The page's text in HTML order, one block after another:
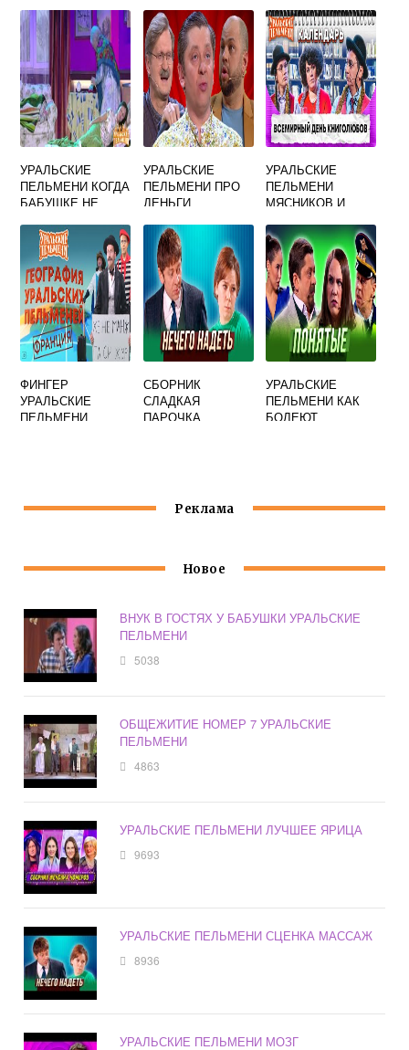
УРАЛЬСКИЕ
ПЕЛЬМЕНИ КОГДА
БАБУШКЕ НЕ
УРАЛЬСКИЕ
ПЕЛЬМЕНИ ПРО
ДЕНЬГИ
УРАЛЬСКИЕ
ПЕЛЬМЕНИ
МЯСНИКОВ И
ФИНГЕР
УРАЛЬСКИЕ
ПЕЛЬМЕНИ
СБОРНИК
СЛАДКАЯ
ПАРОЧКА
УРАЛЬСКИЕ
ПЕЛЬМЕНИ КАК
БОЛЕЮТ
Реклама
Новое
ВНУК В ГОСТЯХ У БАБУШКИ УРАЛЬСКИЕ
ПЕЛЬМЕНИ
5038
ОБЩЕЖИТИЕ НОМЕР 7 УРАЛЬСКИЕ
ПЕЛЬМЕНИ
4863
УРАЛЬСКИЕ ПЕЛЬМЕНИ ЛУЧШЕЕ ЯРИЦА
9693
УРАЛЬСКИЕ ПЕЛЬМЕНИ СЦЕНКА МАССАЖ
8936
УРАЛЬСКИЕ ПЕЛЬМЕНИ МОЗГ